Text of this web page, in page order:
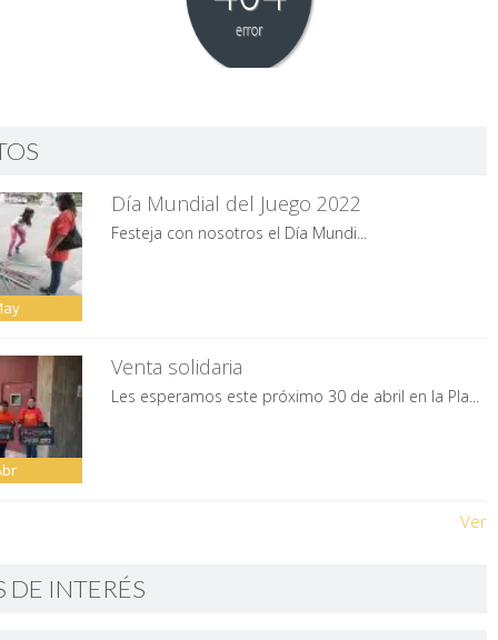
Día Mundial del Juego 2022
Festeja con nosotros el Día Mundi...
Venta solidaria
Les esperamos este próximo 30 de abril en la Pla...
Ver
DE INTERÉS